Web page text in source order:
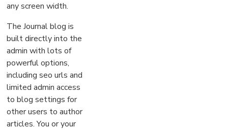
any screen width.
The Journal blog is
built directly into the
admin with lots of
powerful options,
including seo urls and
limited admin access
to blog settings for
other users to author
articles. You or your